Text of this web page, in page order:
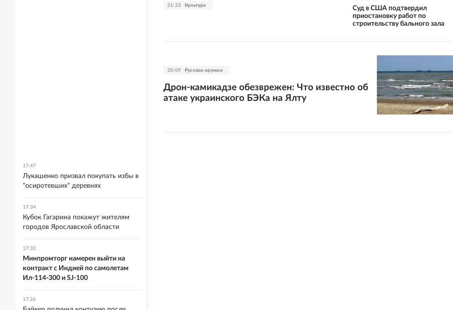
21:23 Культура
Суд в США подтвердил
приостановку работ по
строительству бального зала
20:09 Русское оружие
Дрон-камикадзе обезврежен: Что известно об
атаке украинского БЭКа на Ялту
17:47
Лукашенко призвал покупать избы в
"осиротевших" деревнях
17:34
Кубок Гагарина покажут жителям
городов Ярославской области
17:32
Минпромторг намерен выйти на
контракт с Индией по самолетам
Ил-114-300 и SJ-100
17:26